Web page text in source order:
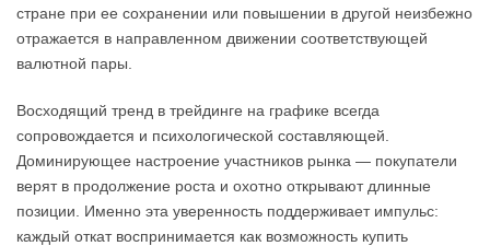
стране при ее сохранении или повышении в другой неизбежно
отражается в направленном движении соответствующей
валютной пары.
Восходящий тренд в трейдинге на графике всегда
сопровождается и психологической составляющей.
Доминирующее настроение участников рынка — покупатели
верят в продолжение роста и охотно открывают длинные
позиции. Именно эта уверенность поддерживает импульс:
каждый откат воспринимается как возможность купить